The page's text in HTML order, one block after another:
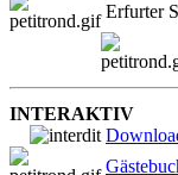
Erfurter
INTERAKTIV